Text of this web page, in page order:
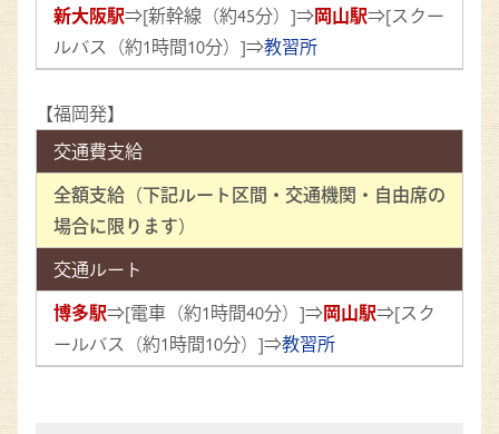
新大阪駅⇒[新幹線（約45分）]⇒岡山駅⇒[スクー
ルバス（約1時間10分）]⇒教習所
【福岡発】
交通費支給
全額支給（下記ルート区間・交通機関・自由席の
場合に限ります）
交通ルート
博多駅⇒[電車（約1時間40分）]⇒岡山駅⇒[スク
ールバス（約1時間10分）]⇒教習所